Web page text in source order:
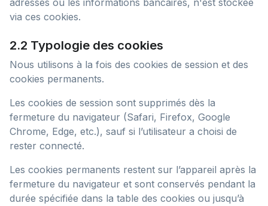
adresses ou les informations bancaires, n'est stockée
via ces cookies.
2.2 Typologie des cookies
Nous utilisons à la fois des cookies de session et des
cookies permanents.
Les cookies de session sont supprimés dès la
fermeture du navigateur (Safari, Firefox, Google
Chrome, Edge, etc.), sauf si l’utilisateur a choisi de
rester connecté.
Les cookies permanents restent sur l’appareil après la
fermeture du navigateur et sont conservés pendant la
durée spécifiée dans la table des cookies ou jusqu’à